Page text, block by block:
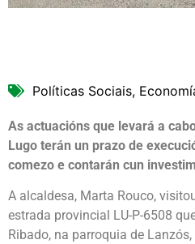
Políticas Sociais,
As actuacións que levará a
Lugo terán un prazo de
comezo e contarán cun
A alcaldesa, Marta Rouco,
estrada provincial LU-P-6508
Ribado, na parroquia de